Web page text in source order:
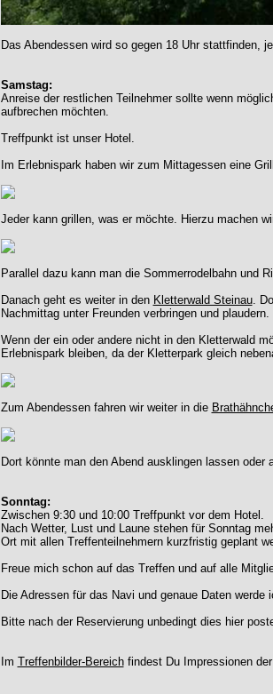
Das Abendessen wird so gegen 18 Uhr stattfinden,
Samstag:
Anreise der restlichen Teilnehmer sollte wenn
aufbrechen möchten.
Treffpunkt ist unser Hotel.
Im Erlebnispark haben wir zum Mittagessen eine
Jeder kann grillen, was er möchte. Hierzu machen
Parallel dazu kann man die Sommerrodelbahn und
Danach geht es weiter in den Kletterwald Steinau.
Nachmittag unter Freunden verbringen und plaudern.
Wenn der ein oder andere nicht in den Kletterwald
Erlebnispark bleiben, da der Kletterpark gleich
Zum Abendessen fahren wir weiter in die
Dort könnte man den Abend ausklingen lassen oder
Sonntag:
Zwischen 9:30 und 10:00 Treffpunkt vor dem Hotel.
Nach Wetter, Lust und Laune stehen für Sonntag
Ort mit allen Treffenteilnehmern kurzfristig geplant
Freue mich schon auf das Treffen und auf alle
Die Adressen für das Navi und genaue Daten
Bitte nach der Reservierung unbedingt dies hier
Im Treffenbilder-Bereichfindest Du Impressionen